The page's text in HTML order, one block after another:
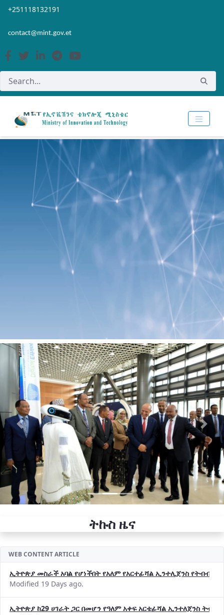
Skip to Main Content
Open Accessibility Menu
+251118132191
contact@mint.gov.et
Previous Next
ትኩስ ዜና
WEB CONTENT ARTICLE
ኢትዮጵያ መስራች አባል የሆነችበት የአለም የአርተፊሻል ኢንተሊጀንስ የትብብር
Modified 19 Days ago.
ኢትዮጵያ ከ29 ሀገራት ጋር በመሆን የዓለም አቀፍ አርቴፊሻል ኢንተለጀንስ